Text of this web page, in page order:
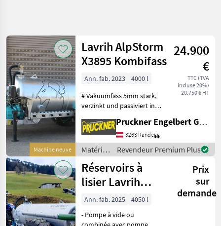
Catégorie 4 Pays Filtres
CHEMIN
ACTUEL
matériel
agricole
Materiels De
Fertilisation
Et Irrigation
Tonnes
A Lisier
Lavrih
CHOISIR
UNE
CATÉGORIE
Réinitialiser
Afficher
résultats
Machine neuve
Lavrih AlpStorm
X3895 Kombifass
24.900
€
TTC (TVA
incluse 20%)
20.750 € HT
Ann. fab. 2023
4000 l
# Vakuumfass 5mm stark,
verzinkt und passiviert in
Pumpe mit Überdruckventil
# Fassdeckel hinten
600mm;
Füllstandsanzeiger;
Schlauchablagebüg
Pruckner Engelbert GmbH
3263 Randegg
Matériels
de
fertilisation
et
irrigation
/ Lavrih
Revendeur Premium Plus
Réservoirs à
lisier Lavrih
Lavrih AlpStorm
2250-16500 lt
Prix
sur
demande
Ann. fab. 2025
4050 l
- Pompe à vide ou